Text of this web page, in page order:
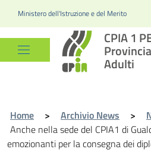
Ministero dell'Istruzione e del Merito
CPIA 1
Adulti
Home > Archivio News >
Anche nella sede del CPIA1 di
emozionanti per la consegna dei